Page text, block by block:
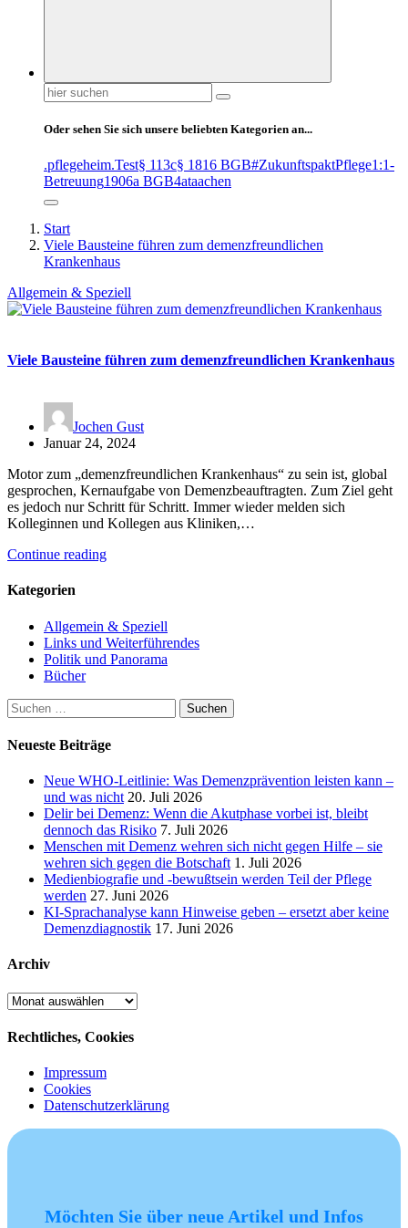
Suchen
nach:
Oder sehen Sie sich unsere beliebten Kategorien an...
.pflegeheim.Test§ 113c§ 1816 BGB#ZukunftspaktPflege1:1-
Betreuung1906a BGB4ataachen
Start
Viele Bausteine führen zum demenzfreundlichen
Krankenhaus
Allgemein & Speziell
Viele Bausteine führen zum demenzfreundlichen Krankenhaus
Jochen Gust
Januar 24, 2024
Motor zum „demenzfreundlichen Krankenhaus“ zu sein ist, global
gesprochen, Kernaufgabe von Demenzbeauftragten. Zum Ziel geht
es jedoch nur Schritt für Schritt. Immer wieder melden sich
Kolleginnen und Kollegen aus Kliniken,…
Continue reading
Kategorien
Allgemein & Speziell
Links und Weiterführendes
Politik und Panorama
Bücher
Suchen
nach:
Neueste Beiträge
Neue WHO-Leitlinie: Was Demenzprävention leisten kann –
und was nicht 20. Juli 2026
Delir bei Demenz: Wenn die Akutphase vorbei ist, bleibt
dennoch das Risiko 7. Juli 2026
Menschen mit Demenz wehren sich nicht gegen Hilfe – sie
wehren sich gegen die Botschaft 1. Juli 2026
Medienbiografie und -bewußtsein werden Teil der Pflege
werden 27. Juni 2026
KI-Sprachanalyse kann Hinweise geben – ersetzt aber keine
Demenzdiagnostik 17. Juni 2026
Archiv
Archiv
Rechtliches, Cookies
Impressum
Cookies
Datenschutzerklärung
Möchten Sie über neue Artikel und Infos